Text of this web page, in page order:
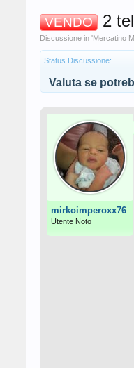
VENDO 2
Discussione in 'Mercatino
Status Discussione:
Valuta se
mirkoimperoxx76
Utente Noto